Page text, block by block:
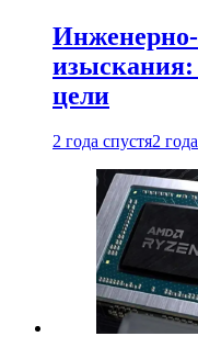
Инженерно-
изыскания:
цели
2 года спустя2